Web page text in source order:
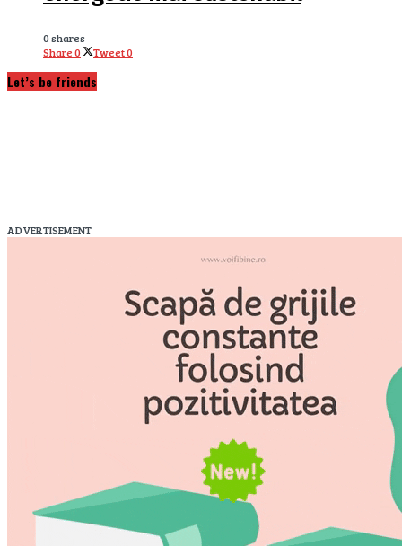
0 shares
Share0 Tweet0
Let’s be friends
ADVERTISEMENT